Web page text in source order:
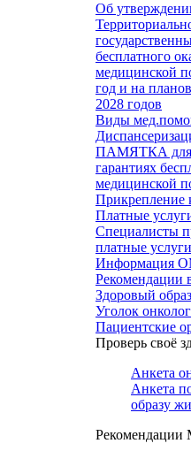
Об
бесплатного
медицинской
год и на
2028 годов
Виды
ПАМЯТКА для
гарантиях
медицинской
Прикрепление
Платные
Специалисты
платные услуги
Информация
Рекомендации
Здоровый
Уголок
Пациентские
Проверь своё
Анкета
Анкета
образу
Рекомендации